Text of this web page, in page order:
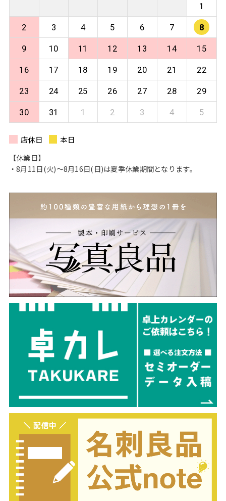
1
2 3 4 5 6 7 8
9 10 11 12 13 14 15
16 17 18 19 20 21 22
23 24 25 26 27 28 29
30 31 1 2 3 4 5
店休日
本日
【休業日】
・8月11日(火)〜8月16日(日)は夏季休業期間となります。